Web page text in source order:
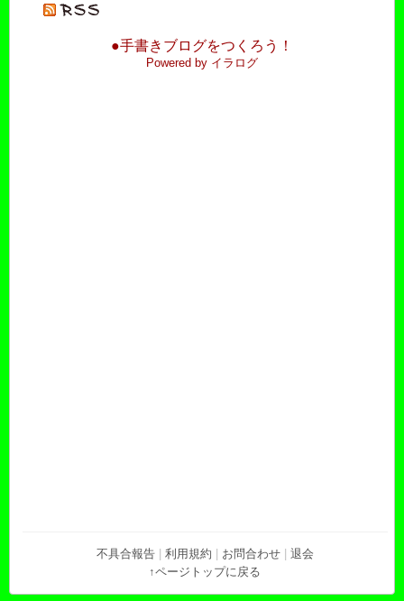
●手書きブログをつくろう！
Powered by イラログ
不具合報告 利用規約 お問合わせ
退会
↑ページトップに戻る